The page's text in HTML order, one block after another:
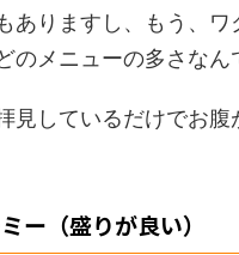
ありますし、もう、ワ
のメニューの多さなん
見しているだけでお腹
ー（盛りが良い）